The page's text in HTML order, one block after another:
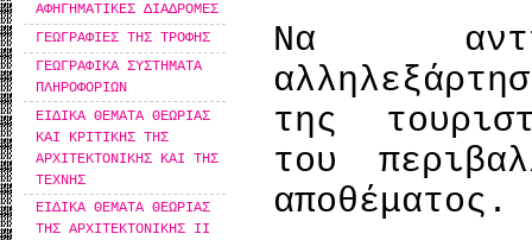
ΑΦΗΓΗΜΑΤΙΚΕΣ ΔΙΑΔΡΟΜΕΣ
ΓΕΩΓΡΑΦΙΕΣ ΤΗΣ ΤΡΟΦΗΣ
ΓΕΩΓΡΑΦΙΚΑ ΣΥΣΤΗΜΑΤΑ
ΠΛΗΡΟΦΟΡΙΩΝ
ΕΙΔΙΚΑ ΘΕΜΑΤΑ ΘΕΩΡΙΑΣ
ΚΑΙ ΚΡΙΤΙΚΗΣ ΤΗΣ
ΑΡΧΙΤΕΚΤΟΝΙΚΗΣ ΚΑΙ ΤΗΣ
ΤΕΧΝΗΣ
ΕΙΔΙΚΑ ΘΕΜΑΤΑ ΘΕΩΡΙΑΣ
ΤΗΣ ΑΡΧΙΤΕΚΤΟΝΙΚΗΣ ΙΙ
Να
της
του
αποθέματος.